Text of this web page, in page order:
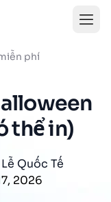
phí
thể in)
Quốc Tế
2026